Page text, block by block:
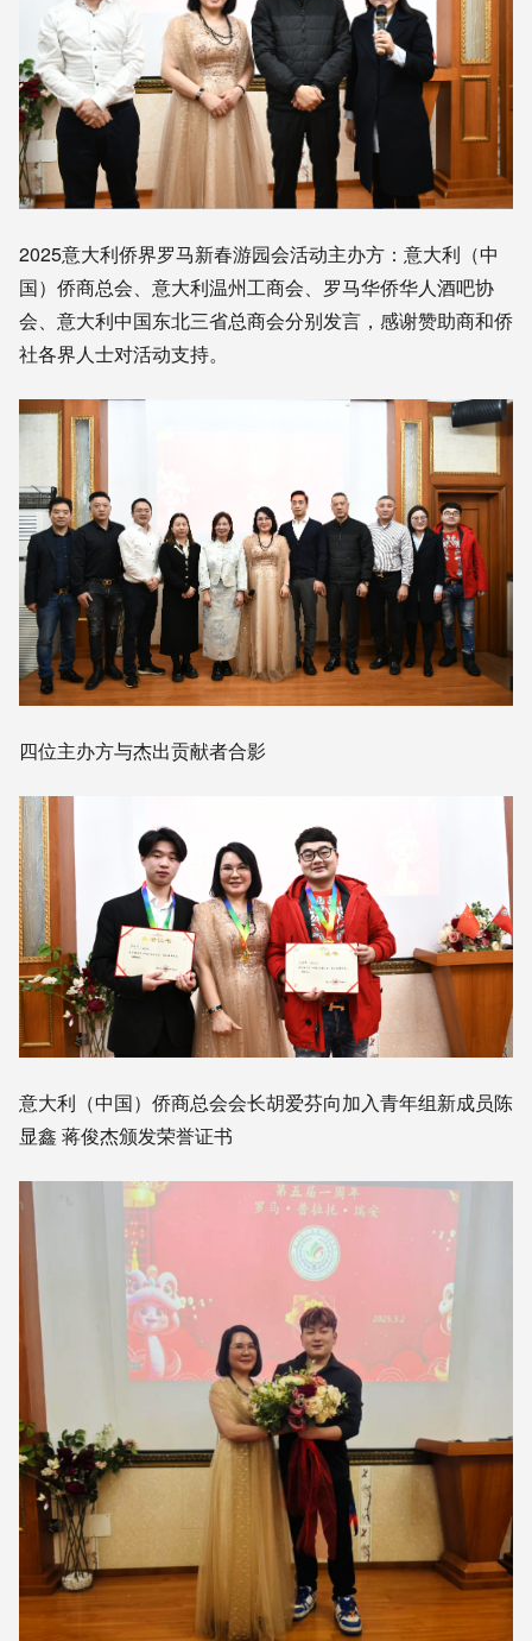
2025意大利侨界罗马新春游园会活动主办方：意大利（中
国）侨商总会、意大利温州工商会、罗马华侨华人酒吧协
会、意大利中国东北三省总商会分别发言，感谢赞助商和侨
社各界人士对活动支持。
四位主办方与杰出贡献者合影
意大利（中国）侨商总会会长胡爱芬向加入青年组新成员陈
显鑫 蒋俊杰颁发荣誉证书